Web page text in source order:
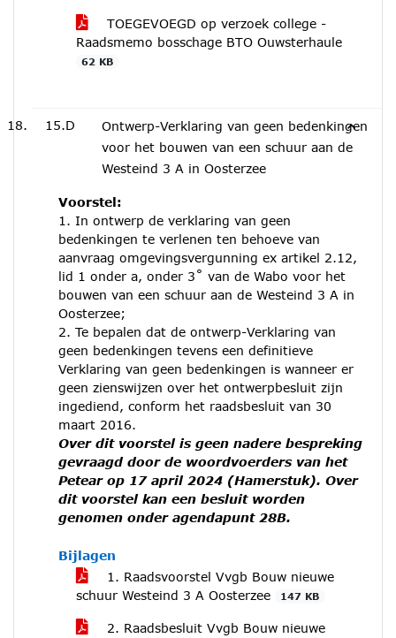
TOEGEVOEGD op verzoek college -
Raadsmemo bosschage BTO Ouwsterhaule
62 KB
15.D
Ontwerp-Verklaring van geen bedenkingen
voor het bouwen van een schuur aan de
Westeind 3 A in Oosterzee
Voorstel:
1. In ontwerp de verklaring van geen
bedenkingen te verlenen ten behoeve van
aanvraag omgevingsvergunning ex artikel 2.12,
lid 1 onder a, onder 3˚ van de Wabo voor het
bouwen van een schuur aan de Westeind 3 A in
Oosterzee;
2. Te bepalen dat de ontwerp-Verklaring van
geen bedenkingen tevens een definitieve
Verklaring van geen bedenkingen is wanneer er
geen zienswijzen over het ontwerpbesluit zijn
ingediend, conform het raadsbesluit van 30
maart 2016.
Over dit voorstel is geen nadere bespreking
gevraagd door de woordvoerders van het
Petear op 17 april 2024 (Hamerstuk). Over
dit voorstel kan een besluit worden
genomen onder agendapunt 28B.
Bijlagen
1. Raadsvoorstel Vvgb Bouw nieuwe
schuur Westeind 3 A Oosterzee
147 KB
2. Raadsbesluit Vvgb Bouw nieuwe